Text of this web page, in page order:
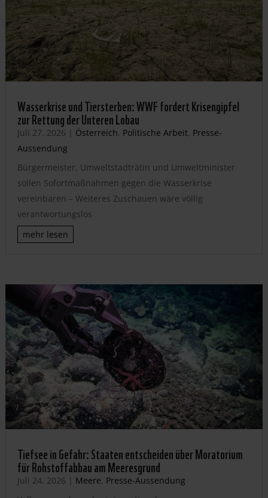
Wasserkrise und Tiersterben: WWF fordert Krisengipfel
zur Rettung der Unteren Lobau
Juli 27, 2026 | Österreich, Politische Arbeit, Presse-
Aussendung
Bürgermeister, Umweltstadträtin und Umweltminister
sollen Sofortmaßnahmen gegen die Wasserkrise
vereinbaren – Weiteres Zuschauen wäre völlig
verantwortungslos
mehr lesen
Tiefsee in Gefahr: Staaten entscheiden über Moratorium
für Rohstoffabbau am Meeresgrund
Juli 24, 2026 | Meere, Presse-Aussendung